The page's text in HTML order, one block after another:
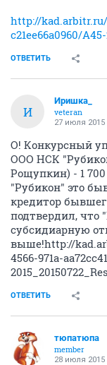
http://kad.arbitr.ru/
c21ee66a0960/
ОТВЕТИТЬ
И
Иришка_
veteran
27 июля 2015
О! Конкурсный
ООО НСК
Рощупкин) - 1
"Рубикон" это
кредитор
подтвердил, что
субсидиарную
выше!http://
4566-971a-
ОТВЕТИТЬ
тюпатюпа
member
28 июля 2015